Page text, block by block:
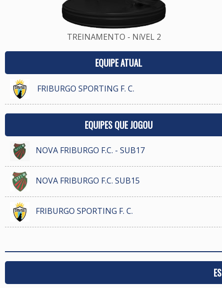
TREINAMENTO - NíVEL 2
EQUIPE ATUAL
FRIBURGO SPORTING F. C.
EQUIPES QUE JOGOU
NOVA FRIBURGO F.C. - SUB17
NOVA FRIBURGO F.C. SUB15
FRIBURGO SPORTING F. C.